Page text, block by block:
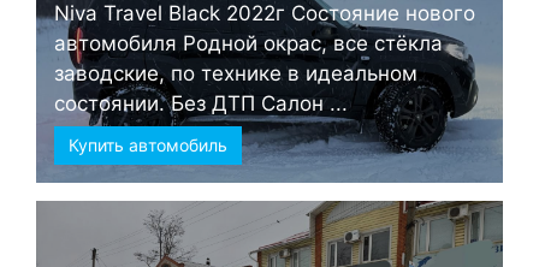
Niva Travel Black 2022г Состояние нового
автомобиля Родной окрас, все стёкла
заводские, по технике в идеальном
состоянии. Без ДТП Салон ...
Купить автомобиль